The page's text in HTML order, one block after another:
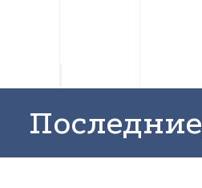
Последние